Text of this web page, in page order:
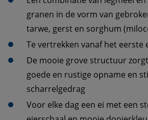
granen in de vorm van
tarwe, gerst en sorghum
Te vertrekken vanaf het eerste
De mooie grove structuur
goede en rustige opname en
scharrelgedrag
Voor elke dag een ei met een